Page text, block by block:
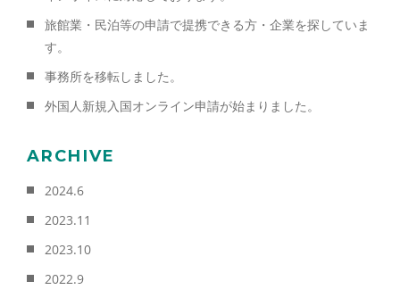
旅館業・民泊等の申請で提携できる方・企業を探していま
す。
事務所を移転しました。
外国人新規入国オンライン申請が始まりました。
ARCHIVE
2024.6
2023.11
2023.10
2022.9